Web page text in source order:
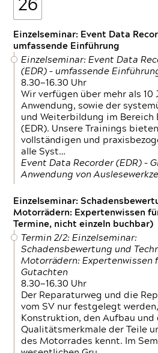
26
Einzelseminar: Event Data
umfassende Einführung
Einzelseminar: Event Data
(EDR) – umfassende
8.30—16.30 Uhr
Wir verfügen über mehr als 10
Anwendung, sowie der
und Weiterbildung im Bereich
(EDR). Unsere Trainings
vollständigen und
alle Syst…
Event Data Recorder (EDR) –
Anwendung von
Einzelseminar:
Motorrädern: Expertenwissen
Termine, nicht einzeln buchbar)
Termin 2/2: Einzelseminar:
Schadensbewertung und
Motorrädern: Expertenwissen
Gutachten
8.30—16.30 Uhr
Der Reparaturweg und die
vom SV nur festgelegt
Konstruktion, den Aufbau
Qualitätsmerkmale der Teile
des Motorrades kennt. Im